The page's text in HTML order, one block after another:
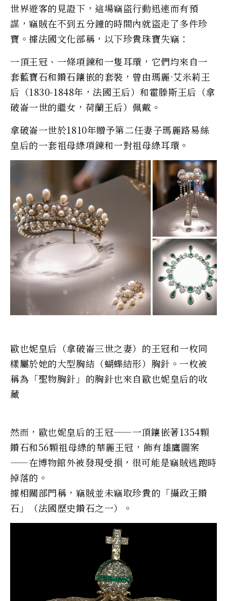
世界遊客的見證下，這場竊盜行動迅速而有預
謀，竊賊在不到五分鐘的時間內就盜走了多件珍
寶。據法國文化部稱，以下珍貴珠寶失竊：
一頂王冠、一條項鍊和一隻耳環，它們均來自一
套藍寶石和鑽石鑲嵌的套裝，曾由瑪麗·艾米莉王
后（1830-1848年，法國王后）和霍滕斯王后（拿
破崙一世的繼女，荷蘭王后）佩戴。
拿破崙一世於1810年贈予第二任妻子瑪麗路易絲
皇后的一套祖母綠項鍊和一對祖母綠耳環。
歐也妮皇后（拿破崙三世之妻）的王冠和一枚同
樣屬於她的大型胸結（蝴蝶結形）胸針。一枚被
稱為「聖物胸針」的胸針也來自歐也妮皇后的收
藏
然而，歐也妮皇后的王冠——一頂鑲嵌著1354顆
鑽石和56顆祖母綠的華麗王冠，飾有雄鷹圖案
——在博物館外被發現受損，很可能是竊賊逃跑時
掉落的。
據相關部門稱，竊賊並未竊取珍貴的「攝政王鑽
石」（法國歷史鑽石之一）。